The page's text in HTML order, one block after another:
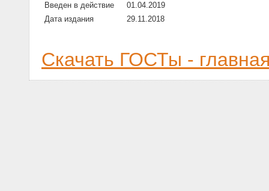
Введен в действие
01.04.2019
Дата издания
29.11.2018
Скачать ГОСТы -